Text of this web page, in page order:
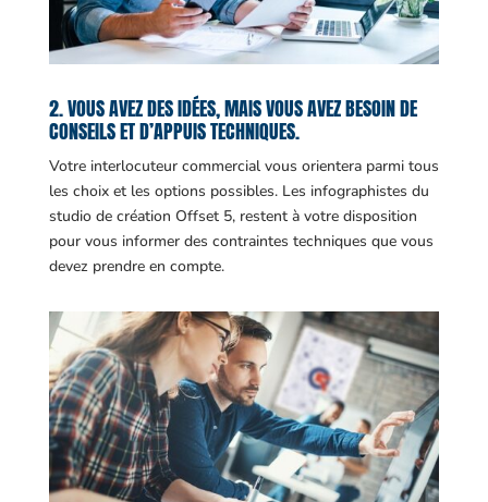
2. VOUS AVEZ DES IDÉES, MAIS VOUS AVEZ BESOIN DE
CONSEILS ET D’APPUIS TECHNIQUES.
Votre interlocuteur commercial vous orientera parmi tous
les choix et les options possibles. Les infographistes du
studio de création Offset 5, restent à votre disposition
pour vous informer des contraintes techniques que vous
devez prendre en compte.